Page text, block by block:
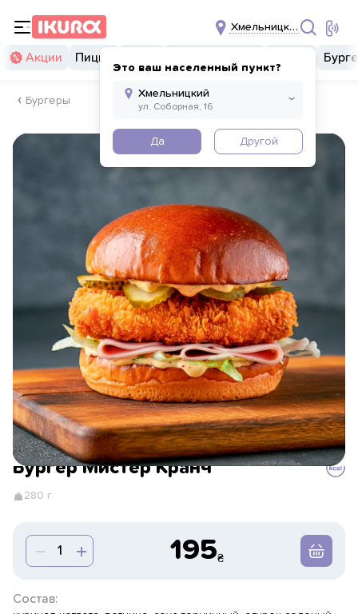
Хмельницкий
Это ваш населенный пункт?
Да Другой
Акции Пицца
Бургеры
Бургер Мистер Кранч
280 г
195
Состав: